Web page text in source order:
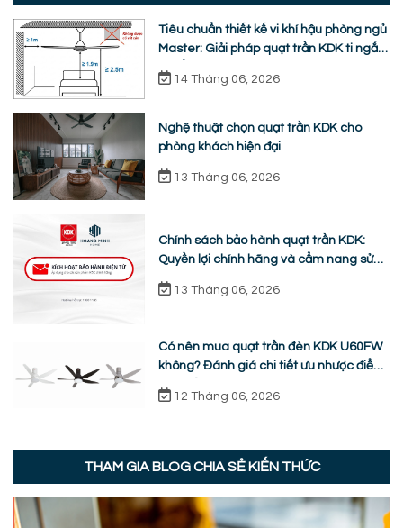
Tiêu chuẩn thiết kế vi khí hậu phòng ngủ
Master: Giải pháp quạt trần KDK ti ngắn
chuẩn nhân trắc học
14 Tháng 06, 2026
Nghệ thuật chọn quạt trần KDK cho
phòng khách hiện đại
13 Tháng 06, 2026
Chính sách bảo hành quạt trần KDK:
Quyền lợi chính hãng và cẩm nang sửa
13 Tháng 06, 2026
Có nên mua quạt trần đèn KDK U60FW
không? Đánh giá chi tiết ưu nhược điểm
thực tế
12 Tháng 06, 2026
THAM GIA BLOG CHIA SẺ KIẾN THỨC